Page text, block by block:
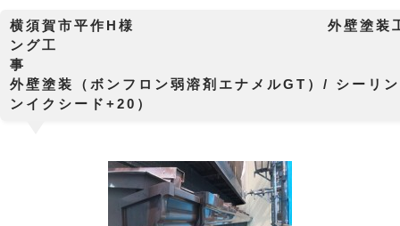
横須賀市平作H様 外壁塗装工事
ング工
外壁塗装（ボンフロン弱溶剤エナメルGT）/ シーリ
ンイクシード+20）